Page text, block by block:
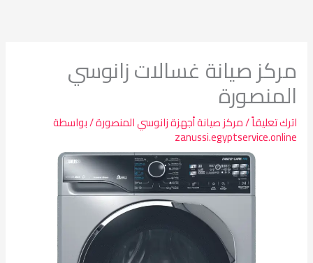
مركز صيانة غسالات زانوسي
المنصورة
اترك تعليقاً/مركز صيانة أجهزة زانوسي المنصورة/ بواسطة
zanussi.egyptservice.online